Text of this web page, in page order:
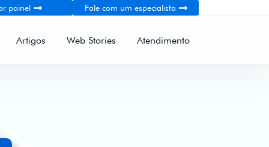
painel Fale com um especialista
Artigos Web Stories Atendimento